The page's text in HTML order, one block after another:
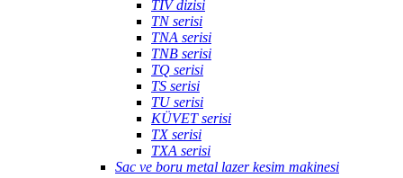
TIV dizisi
TN serisi
TNA serisi
TNB serisi
TQ serisi
TS serisi
TU serisi
KÜVET serisi
TX serisi
TXA serisi
Sac ve boru metal lazer kesim makinesi